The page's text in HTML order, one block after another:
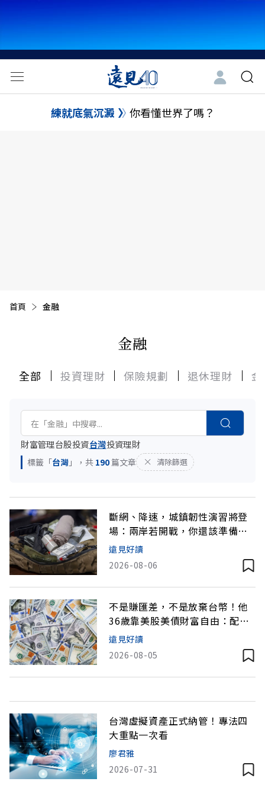
練就底氣沉澱 你看懂世界了嗎？
首頁 目前頁面：
金融
金融
全部 投資理財 保險規劃 退休理財
財富管理台股投資台灣投資理財
標籤「台灣 」，共 190 篇文章 清除篩選
斷網、降速，城鎮韌性演習將登
場：兩岸若開戰，你還該準備哪6
種「準貨幣」？
遠見好讀
2026-08-06
不是賺匯差，不是放棄台幣！他
36歲靠美股美債財富自由：配置
美元資產為何重要？
遠見好讀
2026-08-05
台灣虛擬資產正式納管！專法四
大重點一次看
廖君雅
2026-07-31